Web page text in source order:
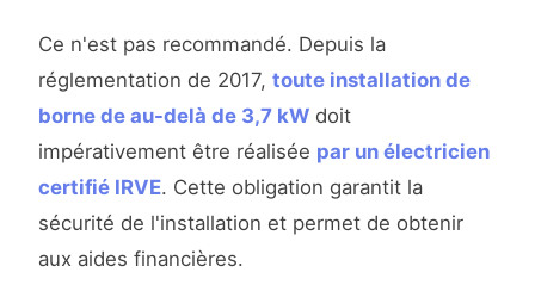
Ce n'est pas recommandé. Depuis la
réglementation de 2017, toute installation de
borne de au-delà de 3,7 kW doit
impérativement être réalisée par un électricien
certifié IRVE. Cette obligation garantit la
sécurité de l'installation et permet de obtenir
aux aides financières.